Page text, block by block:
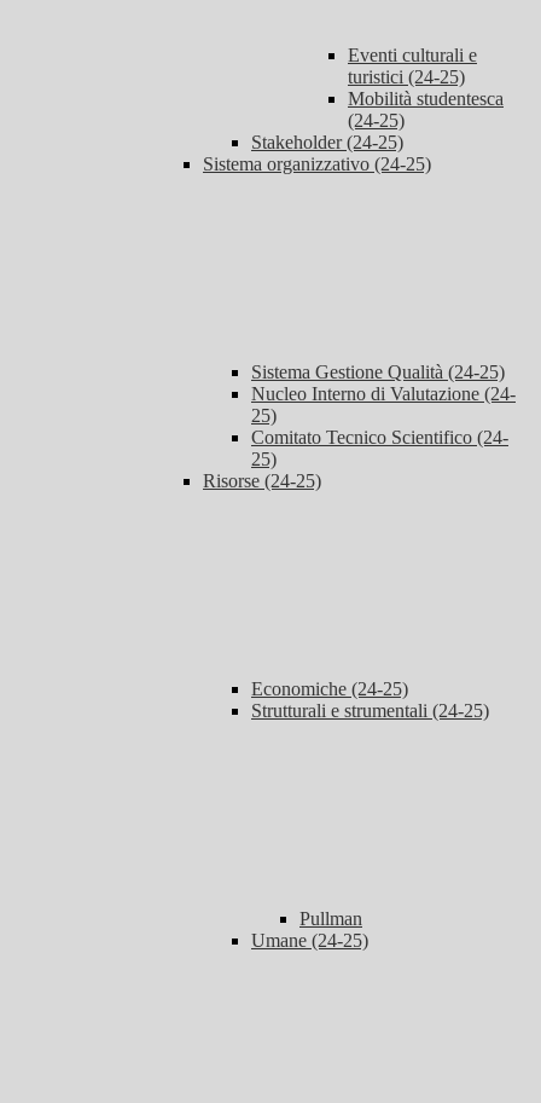
Eventi culturali e
turistici (24-25)
Mobilità studentesca
(24-25)
Stakeholder (24-25)
Sistema organizzativo (24-25)
Sistema Gestione Qualità (24-25)
Nucleo Interno di Valutazione (24-
25)
Comitato Tecnico Scientifico (24-
25)
Risorse (24-25)
Economiche (24-25)
Strutturali e strumentali (24-25)
Pullman
Umane (24-25)